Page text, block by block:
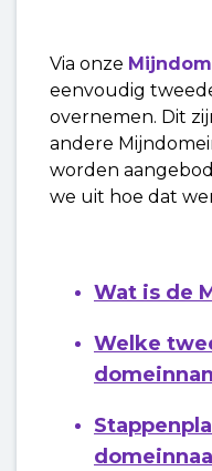
Antwoord
Via onze
eenvoudig
overnemen. Dit
andere
worden
we uit hoe dat
Wat is de
Welke